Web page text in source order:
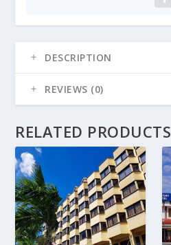
DESCRIPTION
REVIEWS (0)
RELATED PRODUCTS